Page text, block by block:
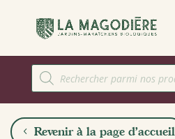
Recherche
de
produits
Revenir à la page d'accueil